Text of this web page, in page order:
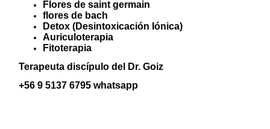
Flores de saint germain
flores de bach
Detox (Desintoxicación Iónica)
Auriculoterapia
Fitoterapia
Terapeuta discípulo del Dr. Goiz
+56 9 5137 6795 whatsapp